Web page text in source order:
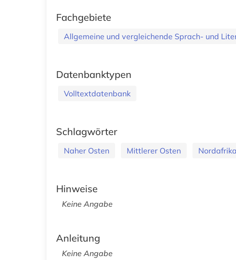
Fachgebiete
Allgemeine und vergleichende Sprach- und
Datenbanktypen
Volltextdatenbank
Schlagwörter
Naher Osten Mittlerer Osten Nordafrika
Hinweise
Keine Angabe
Anleitung
Keine Angabe